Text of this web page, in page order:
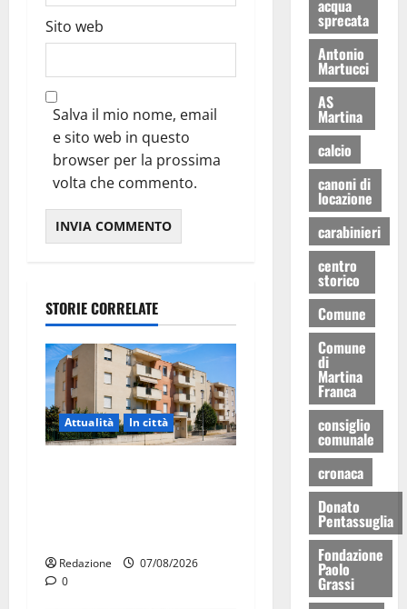
Sito web
Salva il mio nome, email
e sito web in questo
browser per la prossima
volta che commento.
STORIE CORRELATE
Attualità In città
Redazione
07/08/2026
0
acqua
sprecata
Antonio
Martucci
AS
Martina
calcio
canoni di
locazione
carabinieri
centro
storico
Comune
Comune
di
Martina
Franca
consiglio
comunale
cronaca
Donato
Pentassuglia
Fondazione
Paolo
Grassi